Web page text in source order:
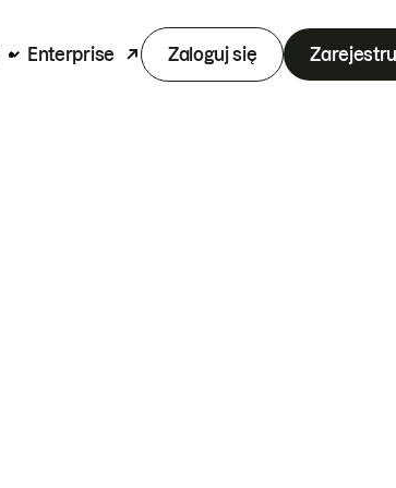
Enterprise Zaloguj się